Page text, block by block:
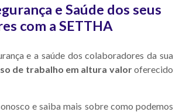
e Saúde dos seus
com a SETTHA
e a saúde dos colaboradores da sua
de trabalho em altura valoroferecido
e saiba mais sobre como podemos